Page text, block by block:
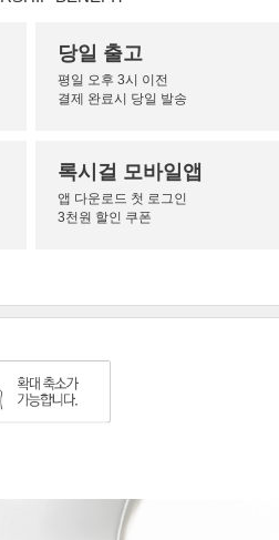
당일 출고
평일 오후 3시 이전
결제 완료시 당일 발송
록시걸 모바일앱
앱 다운로드 첫 로그인
3천원 할인 쿠폰